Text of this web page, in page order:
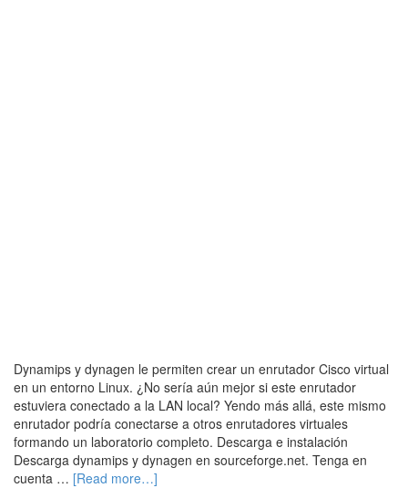
Dynamips y dynagen le permiten crear un enrutador Cisco virtual
en un entorno Linux. ¿No sería aún mejor si este enrutador
estuviera conectado a la LAN local? Yendo más allá, este mismo
enrutador podría conectarse a otros enrutadores virtuales
formando un laboratorio completo. Descarga e instalación
Descarga dynamips y dynagen en sourceforge.net. Tenga en
cuenta … [Read more…]